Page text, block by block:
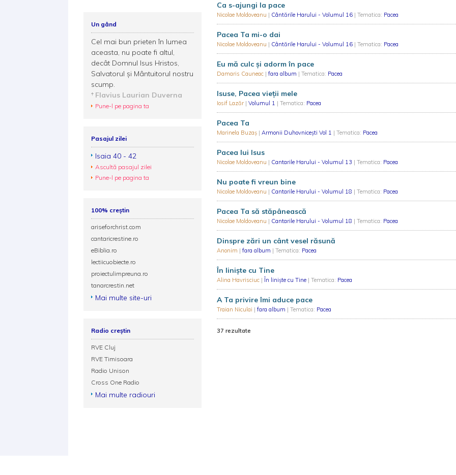
Ca s-ajungi la pace
Nicolae Moldoveanu | Cântările Harului - Volumul 16 | Tematica: Pacea
Pacea Ta mi-o dai
Nicolae Moldoveanu | Cântările Harului - Volumul 16 | Tematica: Pacea
Eu mă culc și adorm în pace
Damaris Cauneac | fara album | Tematica: Pacea
Isuse, Pacea vieții mele
Iosif Lazăr | Volumul 1 | Tematica: Pacea
Pacea Ta
Marinela Buzaș | Armonii Duhovnicești Vol 1 | Tematica: Pacea
Pacea lui Isus
Nicolae Moldoveanu | Cantarile Harului - Volumul 13 | Tematica: Pacea
Nu poate fi vreun bine
Nicolae Moldoveanu | Cantarile Harului - Volumul 18 | Tematica: Pacea
Pacea Ta să stăpânească
Nicolae Moldoveanu | Cantarile Harului - Volumul 18 | Tematica: Pacea
Dinspre zări un cânt vesel răsună
Anonim | fara album | Tematica: Pacea
În liniște cu Tine
Alina Havrisciuc | În liniște cu Tine | Tematica: Pacea
A Ta privire îmi aduce pace
Traian Niculai | fara album | Tematica: Pacea
37 rezultate
Un gând
Cel mai bun prieten în lumea
aceasta, nu poate fi altul,
decât Domnul Isus Hristos,
Salvatorul şi Mântuitorul nostru
scump.
Flavius Laurian Duverna
Pune-l pe pagina ta
Pasajul zilei
Isaia 40 - 42
Ascultă pasajul zilei
Pune-l pe pagina ta
100% creștin
ariseforchrist.com
cantaricrestine.ro
eBiblia.ro
lectiicuobiecte.ro
proiectulimpreuna.ro
tanarcrestin.net
Mai multe site-uri
Radio creștin
RVE Cluj
RVE Timisoara
Radio Unison
Cross One Radio
Mai multe radiouri